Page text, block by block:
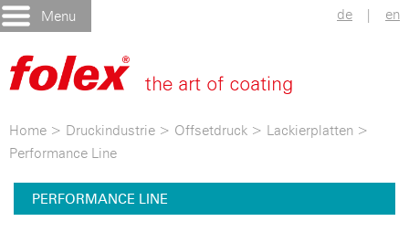
Menu de | en
Home > Druckindustrie > Offsetdruck > Lackierplatten >
Performance Line
PERFORMANCE LINE